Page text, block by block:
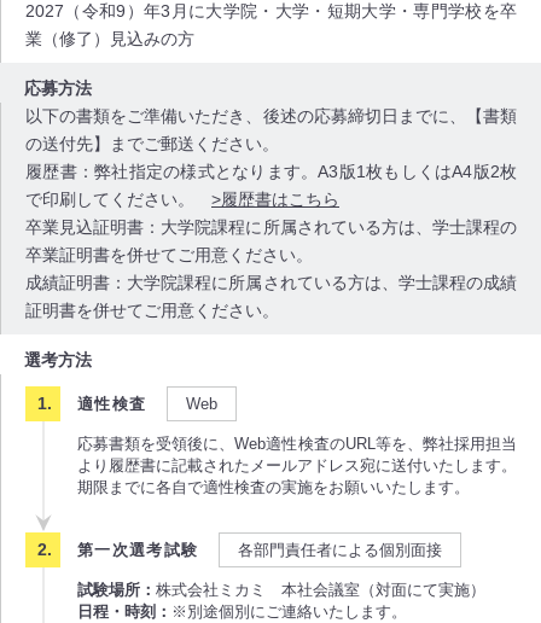
2027（令和9）年3月に大学院・大学・短期大学・専門学校を卒
業（修了）見込みの方
応募方法
以下の書類をご準備いただき、後述の応募締切日までに、【書類
の送付先】までご郵送ください。
履歴書： 弊社指定の様式となります。A3版1枚もしくはA4版2枚
で印刷してください。 >履歴書はこちら
卒業見込証明書： 大学院課程に所属されている方は、学士課程の
卒業証明書を併せてご用意ください。
成績証明書： 大学院課程に所属されている方は、学士課程の成績
証明書を併せてご用意ください。
選考方法
適性検査 Web
応募書類を受領後に、Web適性検査のURL等を、弊社採用担当
より履歴書に記載されたメールアドレス宛に送付いたします。
期限までに各自で適性検査の実施をお願いいたします。
第一次選考試験 各部門責任者による個別面接
試験場所： 株式会社ミカミ 本社会議室（対面にて実施）
日程・時刻： ※別途個別にご連絡いたします。